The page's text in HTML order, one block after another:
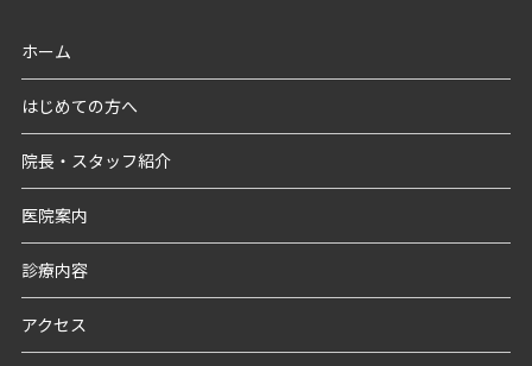
ホーム
はじめての方へ
院長・スタッフ紹介
医院案内
診療内容
アクセス